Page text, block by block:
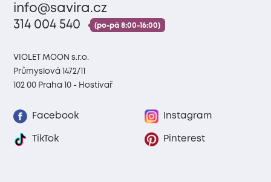
info@savira.cz
314 004 540
(po-pá 8:00-16:00)
VIOLET MOON s.r.o.
Průmyslová 1472/11
102 00 Praha 10 - Hostivař
Facebook Instagram
TikTok Pinterest